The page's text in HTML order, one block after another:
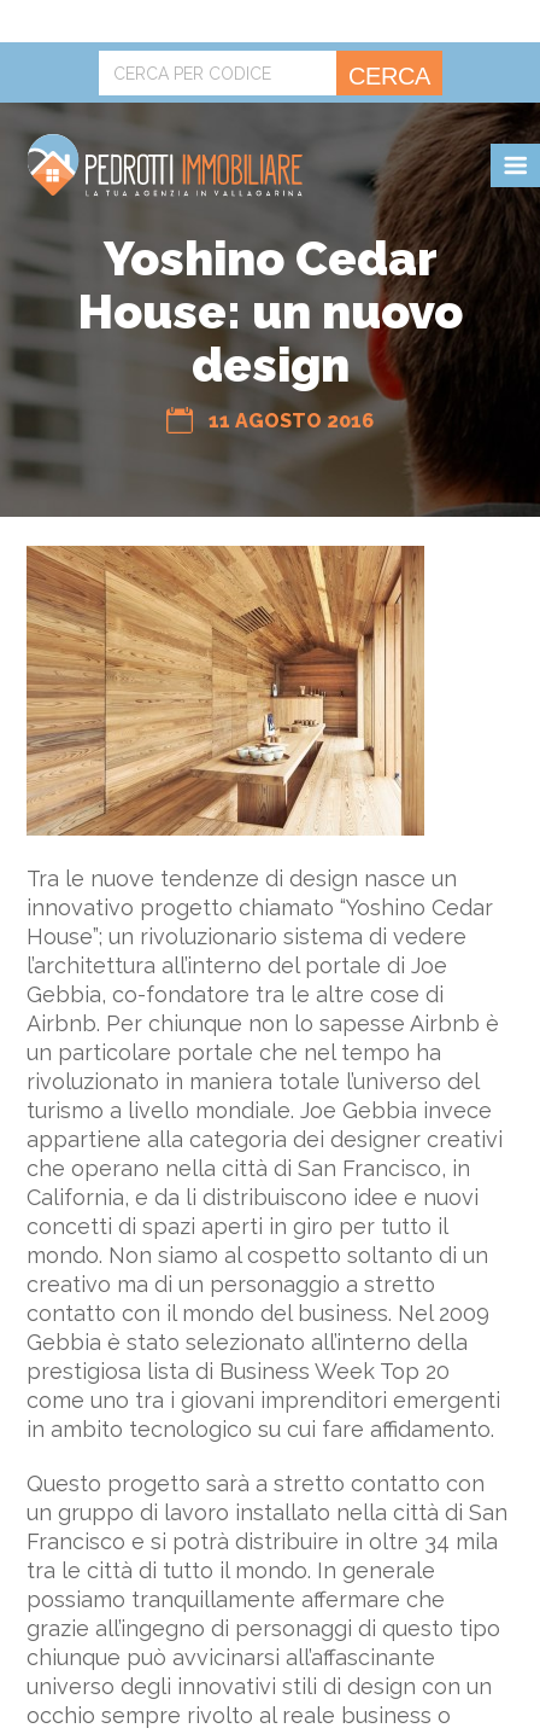
OK
CERCA
Yoshino Cedar
House: un nuovo
design
11 AGOSTO 2016
Tra le nuove tendenze di design nasce un
innovativo progetto chiamato “Yoshino Cedar
House”; un rivoluzionario sistema di vedere
l’architettura all’interno del portale di Joe
Gebbia, co-fondatore tra le altre cose di
Airbnb. Per chiunque non lo sapesse Airbnb è
un particolare portale che nel tempo ha
rivoluzionato in maniera totale l’universo del
turismo a livello mondiale. Joe Gebbia invece
appartiene alla categoria dei designer creativi
che operano nella città di San Francisco, in
California, e da li distribuiscono idee e nuovi
concetti di spazi aperti in giro per tutto il
mondo. Non siamo al cospetto soltanto di un
creativo ma di un personaggio a stretto
contatto con il mondo del business. Nel 2009
Gebbia è stato selezionato all’interno della
prestigiosa lista di Business Week Top 20
come uno tra i giovani imprenditori emergenti
in ambito tecnologico su cui fare affidamento.
Questo progetto sarà a stretto contatto con
un gruppo di lavoro installato nella città di San
Francisco e si potrà distribuire in oltre 34 mila
tra le città di tutto il mondo. In generale
possiamo tranquillamente affermare che
grazie all’ingegno di personaggi di questo tipo
chiunque può avvicinarsi all’affascinante
universo degli innovativi stili di design con un
occhio sempre rivolto al reale business o